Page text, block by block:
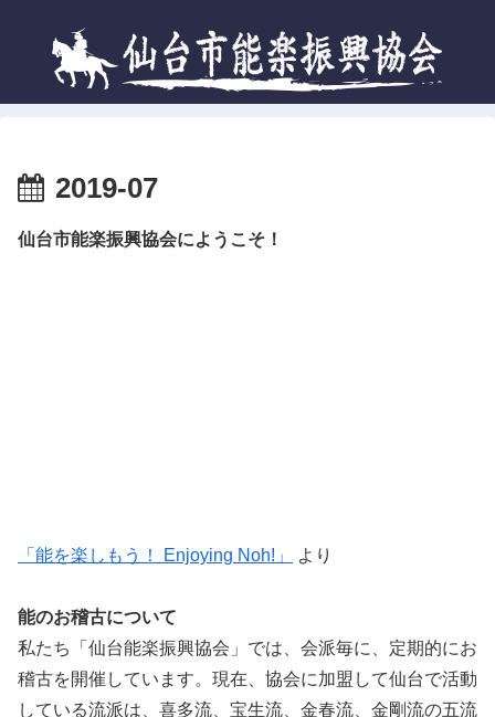
2019-07
仙台市能楽振興協会にようこそ！
「能を楽しもう！ Enjoying Noh!」 より
能のお稽古について
私たち「仙台能楽振興協会」では、会派毎に、定期的にお
稽古を開催しています。現在、協会に加盟して仙台で活動
している流派は、喜多流、宝生流、金春流、金剛流の五流